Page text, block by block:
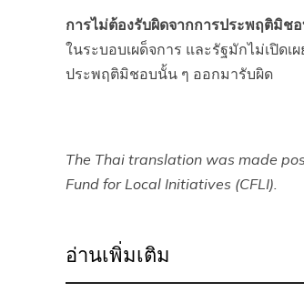
การไม่ต้องรับผิดจากการประพฤติมิช
ในระบอบเผด็จการ และรัฐมักไม่เปิด
ประพฤติมิชอบนั้น ๆ ออกมารับผิด
The Thai translation was made
Fund for Local Initiatives (CFLI).
อ่านเพิ่มเติม